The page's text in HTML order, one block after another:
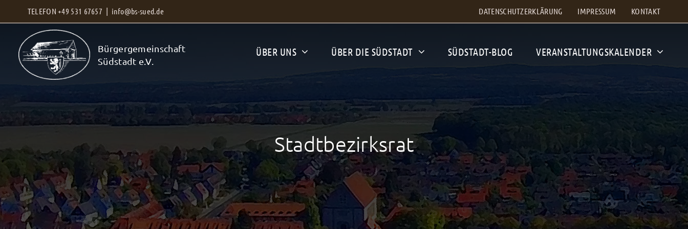
Inhalt
springen
TELEFON +49 531 67657 | info@bs-sued.de DATENSCHUTZERKLÄRUNG IMPRESSUM KONTAKT
Bürgergemeinschaft
Südstadt e.V.
ÜBER UNS ÜBER DIE SÜDSTADT SÜDSTADT-BLOG VERANSTALTUNGSKALENDER
Stadtbezirksrat